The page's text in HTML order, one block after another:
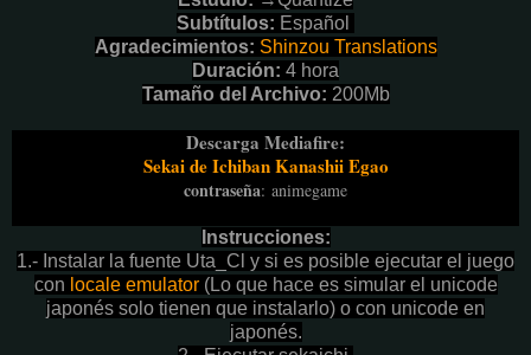
Subtítulos: Español
Agradecimientos: Shinzou Translations
Duración: 4 hora
Tamaño del Archivo: 200Mb
Descarga Mediafire:
Sekai de Ichiban Kanashii Egao
contraseña: animegame
Instrucciones:
1.- Instalar la fuente Uta_Cl y si es posible ejecutar el juego
con locale emulator (Lo que hace es simular el unicode
japonés solo tienen que instalarlo) o con unicode en
japonés.